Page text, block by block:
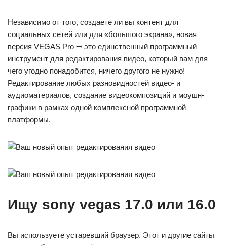
Независимо от того, создаете ли вы контент для
социальных сетей или для «большого экрана», новая
версия VEGAS Pro ꟷ это единственный программный
инструмент для редактирования видео, который вам для
чего угодно понадобится, ничего другого не нужно!
Редактирование любых разновидностей видео- и
аудиоматериалов, создание видеокомпозиций и моушн-
графики в рамках одной комплексной программной
платформы.
Ищу sony vegas 17.0 или 16.0
Вы используете устаревший браузер. Этот и другие сайты